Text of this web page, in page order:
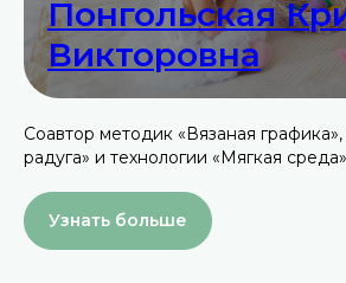
Понгольская
Викторовна
Соавтор методик «Вязаная
радуга» и технологии «Мягкая среда»
Узнать больше